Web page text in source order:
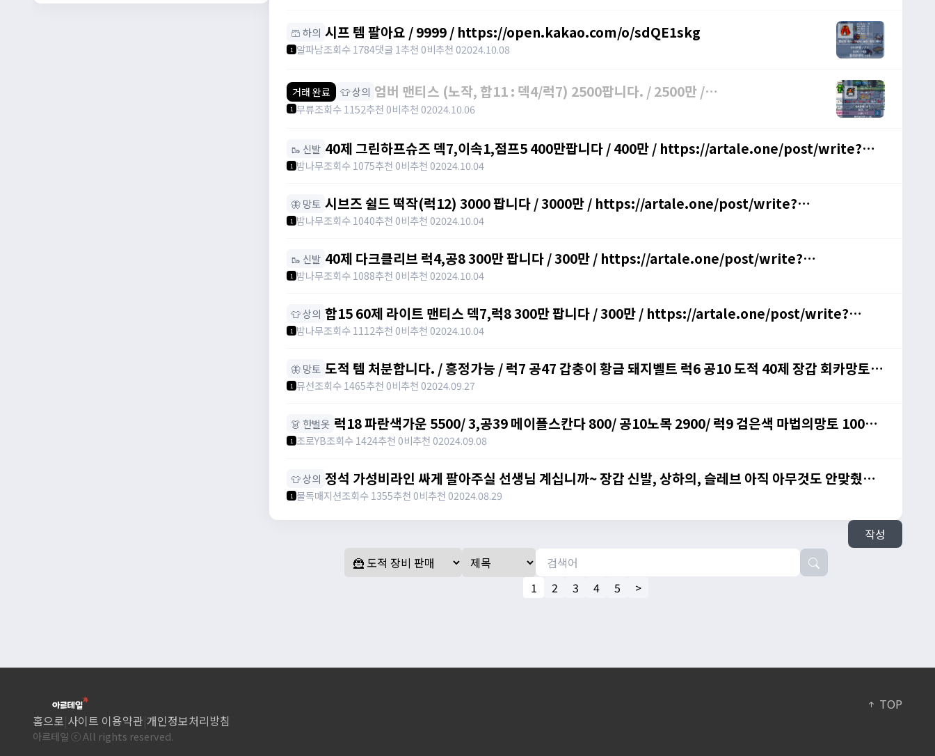
🩳 하의 시프 템 팔아요 / 9999 / https://open.kakao.com/o/sdQE1skg
1 알파남조회수 1784댓글 1추천 0비추천 02024.10.08
거래 완료 👕 상의 엄버 맨티스 (노작, 합11 : 덱4/럭7) 2500팝니다. / 2500만 /
https://open.kakao.com/o/sJBMMI9e
1 무류조회수 1152추천 0비추천 02024.10.06
🥾 신발 40제 그린하프슈즈 덱7,이속1,점프5 400만팝니다 / 400만 / https://artale.one/post/write?
category=10&id=1355026
1 밤나무조회수 1075추천 0비추천 02024.10.04
🦋 망토 시브즈 쉴드 떡작(럭12) 3000 팝니다 / 3000만 / https://artale.one/post/write?
category=10&id=1355026
1 밤나무조회수 1040추천 0비추천 02024.10.04
🥾 신발 40제 다크클리브 럭4,공8 300만 팝니다 / 300만 / https://artale.one/post/write?
category=10&id=1355026
1 밤나무조회수 1088추천 0비추천 02024.10.04
👕 상의 합15 60제 라이트 맨티스 덱7,럭8 300만 팝니다 / 300만 / https://artale.one/post/write?
category=10&id=1355026
1 밤나무조회수 1112추천 0비추천 02024.10.04
🦋 망토 도적 템 처분합니다. / 흥정가능 / 럭7 공47 갑충이 황금 돼지벨트 럭6 공10 도적 40제 장갑 회카망토
럭10 럭9 자수정귀걸이 덱8 아이젠 / 빅맘
1 뮤선조회수 1465추천 0비추천 02024.09.27
👗 한벌옷 럭18 파란색가운 5500/ 3,공39 메이플스칸다 800/ 공10노목 2900/ 럭9 검은색 마법의망토 1000
팝니다 / 럭18 파란색가운 5500/ 3,공39 메이플스칸다 800/ 공10노목 2900/ 럭9 검은색 마법의망
1 조로YB조회수 1424추천 0비추천 02024.09.08
👕 상의 정석 가성비라인 싸게 팔아주실 선생님 계십니까~ 장갑 신발, 상하의, 슬레브 아직 아무것도 안맞췄습
니다 / 가격제시 / https://open.kakao.com/o/sW3xpQZf
1 불독매지션조회수 1355추천 0비추천 02024.08.29
작성
1 2 3 4 5 >
TOP
홈으로 사이트 이용약관 개인정보처리방침
아르테일 ⓒ All rights reserved.